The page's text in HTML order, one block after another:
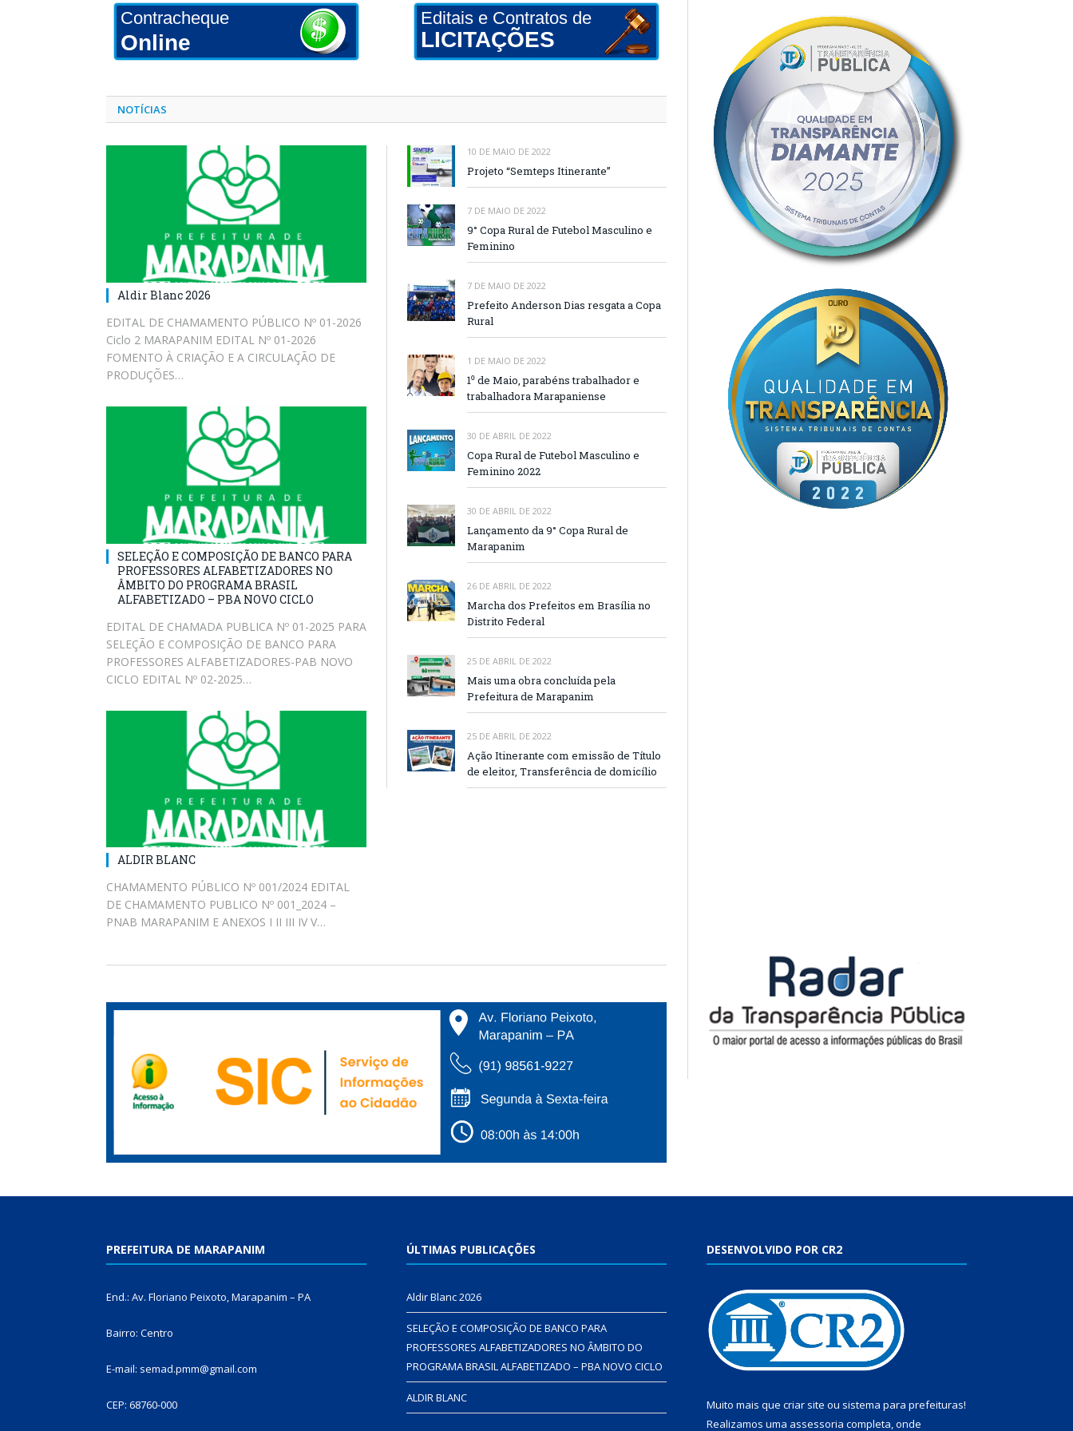
Contracheque
Online
Editais e Contratos de
LICITAÇÕES
NOTÍCIAS
Aldir Blanc 2026
EDITAL DE CHAMAMENTO PÚBLICO Nº 01-2026
Ciclo 2 MARAPANIM EDITAL Nº 01-2026
FOMENTO À CRIAÇÃO E A CIRCULAÇÃO DE
PRODUÇÕES…
SELEÇÃO E COMPOSIÇÃO DE BANCO PARA
PROFESSORES ALFABETIZADORES NO
ÂMBITO DO PROGRAMA BRASIL
ALFABETIZADO – PBA NOVO CICLO
EDITAL DE CHAMADA PUBLICA Nº 01-2025 PARA
SELEÇÃO E COMPOSIÇÃO DE BANCO PARA
PROFESSORES ALFABETIZADORES-PAB NOVO
CICLO EDITAL Nº 02-2025…
ALDIR BLANC
CHAMAMENTO PÚBLICO Nº 001/2024 EDITAL
DE CHAMAMENTO PUBLICO Nº 001_2024 –
PNAB MARAPANIM E ANEXOS I II III IV V…
10 DE MAIO DE 2022
Projeto “Semteps Itinerante”
7 DE MAIO DE 2022
9° Copa Rural de Futebol Masculino e
Feminino
7 DE MAIO DE 2022
Prefeito Anderson Dias resgata a Copa
Rural
1 DE MAIO DE 2022
1⁰ de Maio, parabéns trabalhador e
trabalhadora Marapaniense
30 DE ABRIL DE 2022
Copa Rural de Futebol Masculino e
Feminino 2022
30 DE ABRIL DE 2022
Lançamento da 9° Copa Rural de
Marapanim
26 DE ABRIL DE 2022
Marcha dos Prefeitos em Brasília no
Distrito Federal
25 DE ABRIL DE 2022
Mais uma obra concluída pela
Prefeitura de Marapanim
25 DE ABRIL DE 2022
Ação Itinerante com emissão de Título
de eleitor, Transferência de domicílio
PREFEITURA DE MARAPANIM
End.: Av. Floriano Peixoto, Marapanim – PA
Bairro: Centro
E-mail: semad.pmm@gmail.com
CEP: 68760-000
ÚLTIMAS PUBLICAÇÕES
Aldir Blanc 2026
SELEÇÃO E COMPOSIÇÃO DE BANCO PARA
PROFESSORES ALFABETIZADORES NO ÂMBITO DO
PROGRAMA BRASIL ALFABETIZADO – PBA NOVO CICLO
ALDIR BLANC
DESENVOLVIDO POR CR2
Muito mais que criar site ou sistema para prefeituras!
Realizamos uma assessoria completa, onde